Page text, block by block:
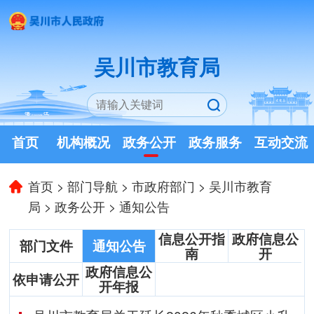
吴川市教育局
首页 机构概况 政务公开 政务服务 互动交流
首页 >部门导航 >市政府部门 > 吴川市教育
局 >政务公开 >通知公告
部门文件 通知公告 信息公开指
南
政府信息公
开
依申请公开 政府信息公
开年报